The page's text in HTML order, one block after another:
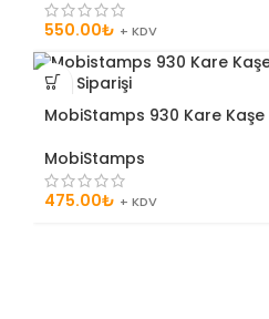
550.00₺ + KDV
MobiStamps 930 Kare Kaşe
MobiStamps
475.00₺ + KDV